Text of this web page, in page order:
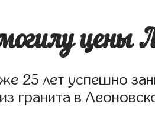
цены
25 лет успешно
гранита в